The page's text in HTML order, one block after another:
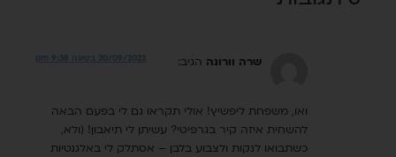
שרה וורונה הגיב: 20/09/2022 בשעה 9:38 pm
ואו, משפחת ליפשיץ! אולי תקראו גם לי בפעם הבאה
להשחית איזה קיר בגרפיטי? עשיתן לי תיאבון! (ולא,
כשתבואו לנקות ולצבוע בלבן – אסתלק לי באלגנטיות